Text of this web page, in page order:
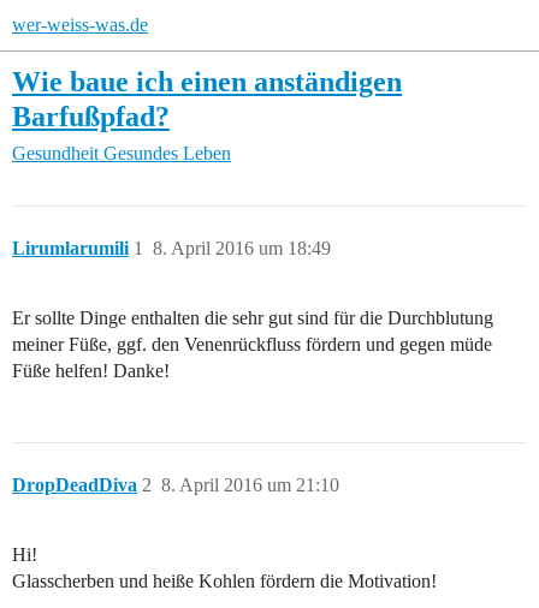
wer-weiss-was.de
Wie baue ich einen anständigen
Barfußpfad?
Gesundheit Gesundes Leben
Lirumlarumili 8. April 2016 um 18:49
1
Er sollte Dinge enthalten die sehr gut sind für die Durchblutung
meiner Füße, ggf. den Venenrückfluss fördern und gegen müde
Füße helfen! Danke!
DropDeadDiva 8. April 2016 um 21:10
2
Hi!
Glasscherben und heiße Kohlen fördern die Motivation!